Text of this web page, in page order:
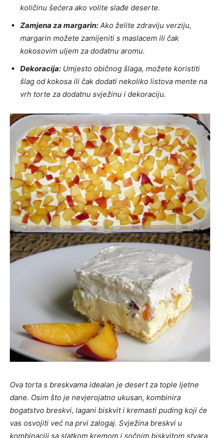
količinu šećera ako volite slađe deserte.
Zamjena za margarin: Ako želite zdraviju verziju,
margarin možete zamijeniti s maslacem ili čak
kokosovim uljem za dodatnu aromu.
Dekoracija: Umjesto običnog šlaga, možete koristiti
šlag od kokosa ili čak dodati nekoliko listova mente na
vrh torte za dodatnu svježinu i dekoraciju.
Ova torta s breskvama idealan je desert za tople ljetne
dane. Osim što je nevjerojatno ukusan, kombinira
bogatstvo breskvi, lagani biskvit i kremasti puding koji će
vas osvojiti već na prvi zalogaj. Svježina breskvi u
kombinaciji sa slatkom kremom i sočnim biskvitom stvara